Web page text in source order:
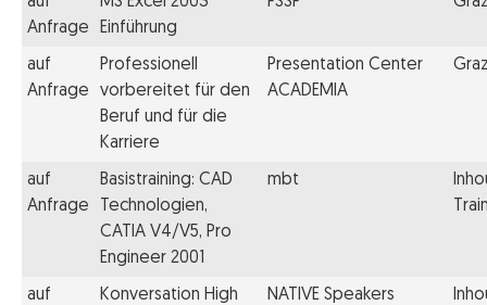
Anfrage
Einführung
auf
Anfrage
Professionell
vorbereitet für den
Beruf und für die
Karriere
Presentation Center
ACADEMIA
auf
Anfrage
Basistraining: CAD
Technologien,
CATIA V4/V5, Pro
Engineer 2001
mbt
auf
Konversation High
NATIVE Speakers